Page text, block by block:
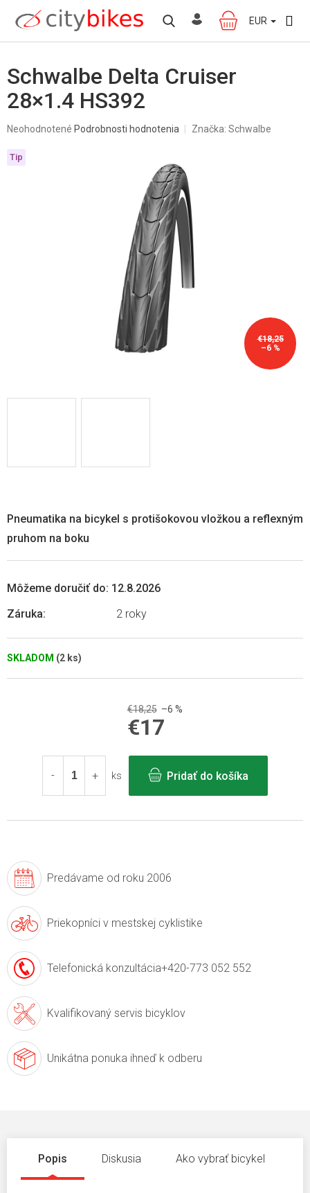
obsah
NÁKUPNÝ
KOŠÍK
EUR
Schwalbe Delta Cruiser
28×1.4 HS392
Priemerné
produktu
je
Neohodnotené Podrobnosti hodnotenia Značka: Schwalbe
€18,25
–6 %
Tip
SKLADOM (2 ks)
Môžeme doručiť do: 12.8.2026
Záruka: 2 roky
Pneumatika na bicykel s protišokovou vložkou a reflexným
pruhom na boku
€18,25 –6 %
€17
cena:
ks
Pridať do košíka
Predávame od roku 2006
Priekopníci v mestskej cyklistike
Telefonická konzultácia+420-773 052 552
Kvalifikovaný servis bicyklov
Unikátna ponuka ihneď k odberu
Popis Diskusia Ako vybrať bicykel